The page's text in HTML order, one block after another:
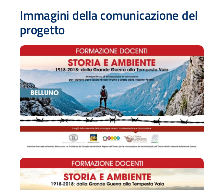
Immagini della comunicazione del
progetto